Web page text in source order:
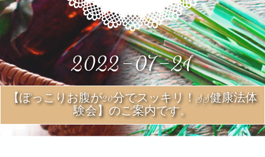
2022-07-21
【ぽっこりお腹が20分でスッキリ！SS健康法体
験会】のご案内です。